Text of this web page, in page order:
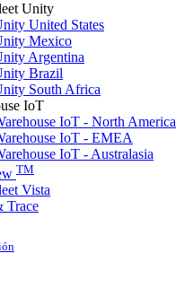
Unity
United States
Mexico
Argentina
Brazil
South Africa
IoT
IoT - North America
IoT - EMEA
IoT - Australasia
TM
Vista
Trace